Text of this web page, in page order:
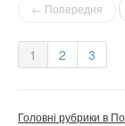
← Попередня
1 2 3
Головні рубрики в